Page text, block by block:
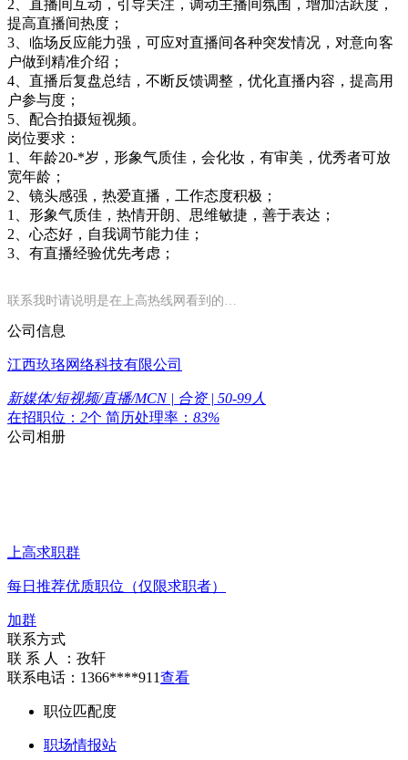
2、直播间互动，引导关注，调动主播间氛围，增加活跃度，
提高直播间热度；
3、临场反应能力强，可应对直播间各种突发情况，对意向客
户做到精准介绍；
4、直播后复盘总结，不断反馈调整，优化直播内容，提高用
户参与度；
5、配合拍摄短视频。
岗位要求：
1、年龄20-*岁，形象气质佳，会化妆，有审美，优秀者可放
宽年龄；
2、镜头感强，热爱直播，工作态度积极；
1、形象气质佳，热情开朗、思维敏捷，善于表达；
2、心态好，自我调节能力佳；
3、有直播经验优先考虑；
联系我时请说明是在上高热线网看到的…
公司信息
江西玖珞网络科技有限公司
新媒体/短视频/直播/MCN | 合资 | 50-99人
在招职位： 2个 简历处理率： 83%
公司相册
上高求职群
每日推荐优质职位（仅限求职者）
加群
联系方式
联 系 人 ： 孜轩
联系电话： 1366****911查看
职位匹配度
职场情报站